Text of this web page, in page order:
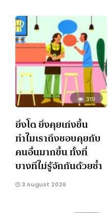
319
ยิ่งโต ยิ่งคุยเก่งขึ้น
ทำไมเราถึงชอบคุยกับ
คนอื่นมากขึ้น ทั้งที่
บางทีไม่รู้จักกันด้วยซ้ำ
3 August 2026